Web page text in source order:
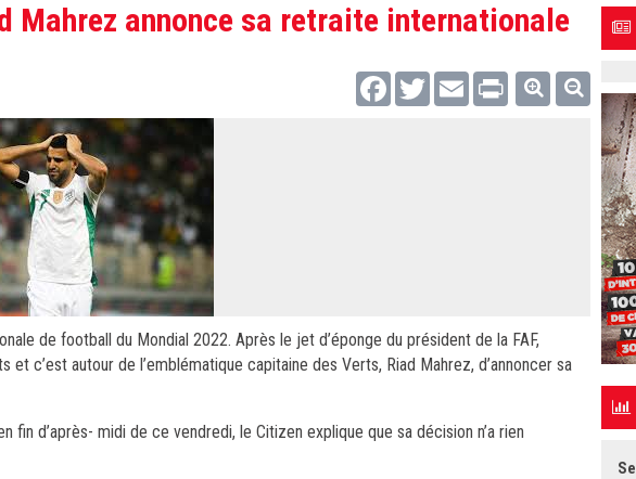
Mahrez annonce sa retraite internationale
FacebookTwitter Email Print
de football du Mondial 2022. Après le jet d’éponge du président de la FAF,
c’est autour de l’emblématique capitaine des Verts, Riad Mahrez, d’annoncer sa
fin d’après- midi de ce vendredi, le Citizen explique que sa décision n’a rien